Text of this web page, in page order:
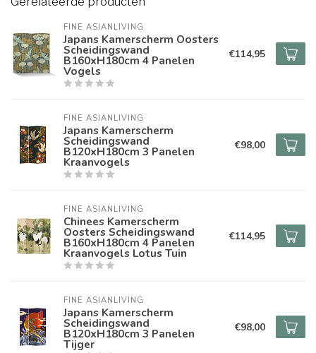
FINE ASIANLIVING
Japans Kamerscherm Oosters
Scheidingswand
B160xH180cm 4 Panelen
Vogels
€114,95
FINE ASIANLIVING
Japans Kamerscherm
Scheidingswand
B120xH180cm 3 Panelen
Kraanvogels
€98,00
FINE ASIANLIVING
Chinees Kamerscherm
Oosters Scheidingswand
B160xH180cm 4 Panelen
Kraanvogels Lotus Tuin
€114,95
FINE ASIANLIVING
Japans Kamerscherm
Scheidingswand
B120xH180cm 3 Panelen
Tijger
€98,00